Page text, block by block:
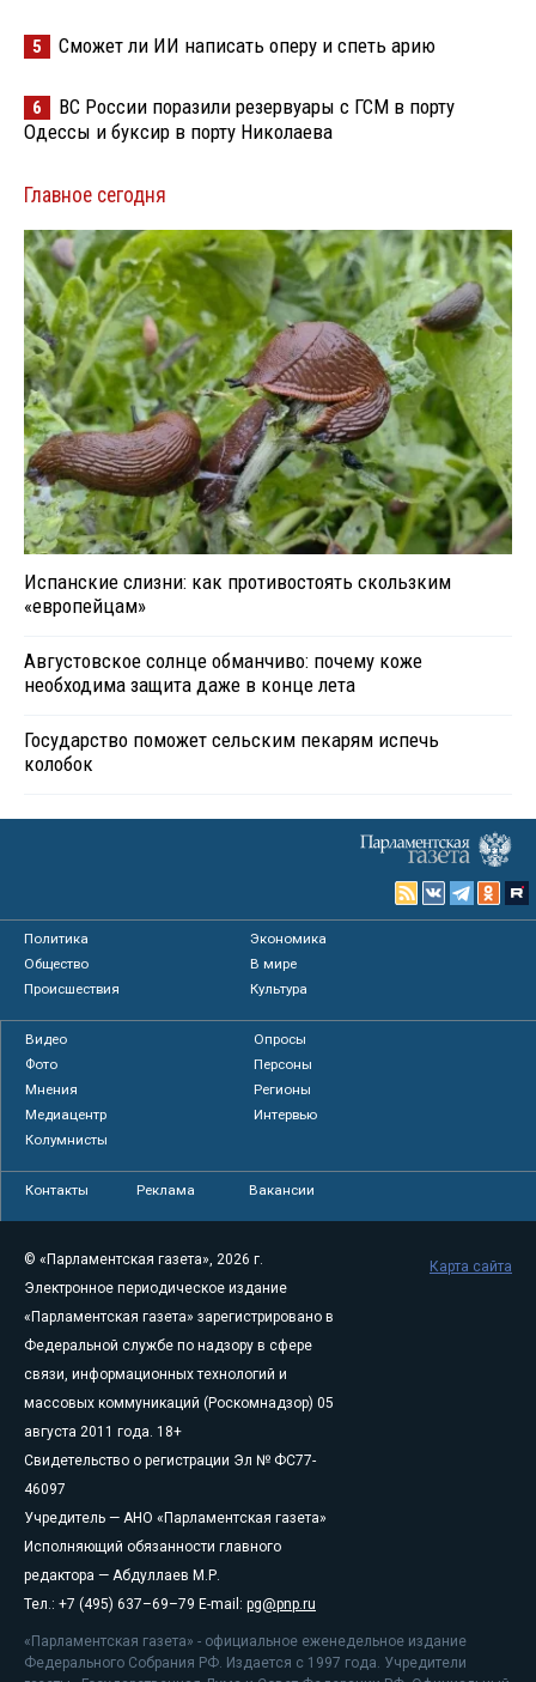
5 Сможет ли ИИ написать оперу и спеть арию
6
ВС России поразили резервуары с ГСМ в порту
Одессы и буксир в порту Николаева
Главное сегодня
Испанские слизни: как противостоять скользким
«европейцам»
Августовское солнце обманчиво: почему коже
необходима защита даже в конце лета
Государство поможет сельским пекарям испечь
колобок
Политика
Экономика
Общество
В мире
Происшествия
Культура
Видео
Опросы
Фото
Персоны
Мнения
Регионы
Медиацентр
Интервью
Колумнисты
Контакты Реклама Вакансии
© «Парламентская газета», 2026 г.
Электронное периодическое издание
«Парламентская газета» зарегистрировано в
Федеральной службе по надзору в сфере
связи, информационных технологий и
массовых коммуникаций (Роскомнадзор) 05
августа 2011 года. 18+
Свидетельство о регистрации Эл № ФС77-
46097
Учредитель — АНО «Парламентская газета»
Исполняющий обязанности главного
редактора — Абдуллаев М.Р.
Тел.: +7 (495) 637–69–79 E-mail: pg@pnp.ru
«Парламентская газета» - официальное еженедельное издание
Федерального Собрания РФ. Издается с 1997 года. Учредители
Карта сайта